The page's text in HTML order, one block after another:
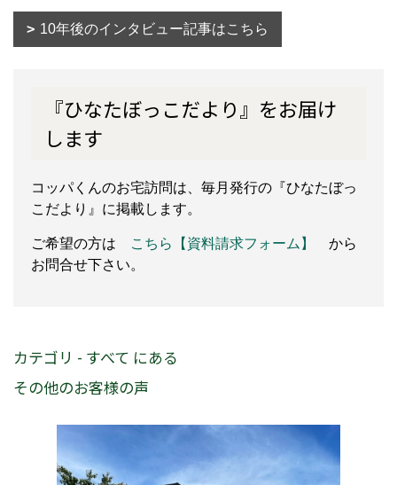
10年後のインタビュー記事はこちら
『ひなたぼっこだより』をお届け
します
コッパくんのお宅訪問は、毎月発行の『ひなたぼっ
こだより』に掲載します。
ご希望の方は こちら【資料請求フォーム】
から
お問合せ下さい。
カテゴリ - すべて にある
その他のお客様の声